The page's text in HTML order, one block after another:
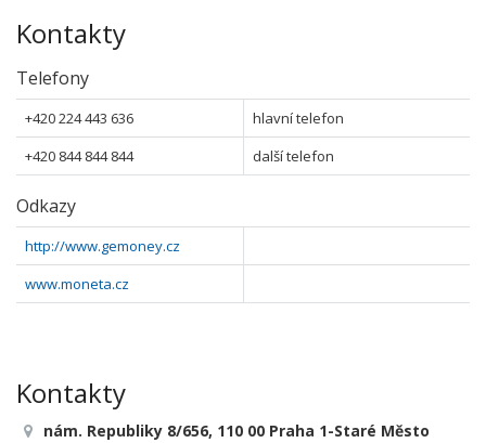
Kontakty
Telefony
+420 224 443 636
hlavní telefon
+420 844 844 844
další telefon
Odkazy
http://www.gemoney.cz
www.moneta.cz
Kontakty
nám. Republiky 8/656, 110 00 Praha 1-Staré Město